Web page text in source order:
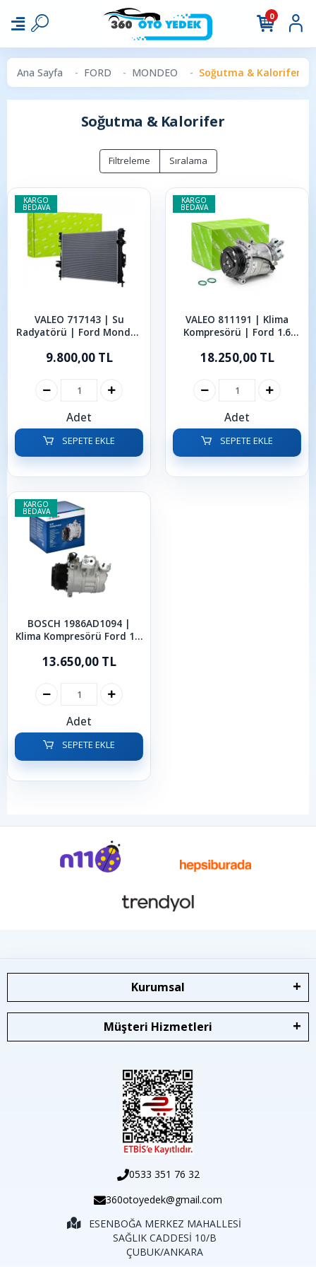
0
Ana Sayfa FORD MONDEO Soğutma & Kalorifer
Soğutma & Kalorifer
Filtreleme Sıralama
KARGO
BEDAVA
VALEO 717143 | Su
Radyatörü | Ford Mondeo
2015
9.800,00 TL
Adet
SEPETE EKLE
KARGO
BEDAVA
VALEO 811191 | Klima
Kompresörü | Ford 1.6
18.250,00 TL
Adet
SEPETE EKLE
KARGO
BEDAVA
BOSCH 1986AD1094 |
Klima Kompresörü Ford 1.5
Connect Mondeo
13.650,00 TL
Adet
SEPETE EKLE
Kurumsal
Müşteri Hizmetleri
0533 351 76 32
360otoyedek@gmail.com
ESENBOĞA MERKEZ MAHALLESİ
SAĞLIK CADDESİ 10/B
ÇUBUK/ANKARA